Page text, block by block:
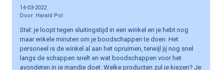
14-03-2022
Harald Pol
Stel: je loopt tegen sluitingstijd in een winkel en je hebt nog
maar enkele minuten om je boodschappen te doen. Het
personeel is de winkel al aan het opruimen, terwijl jij nog snel
langs de schappen snelt en wat boodschappen voor het
avondeten in je mandje doet. Welke producten zul je kiezen? Je